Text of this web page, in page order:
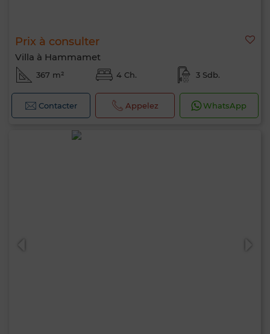
Prix à consulter
Villa à Hammamet
367 m² 4 Ch. 3 Sdb.
Contacter Appelez WhatsApp